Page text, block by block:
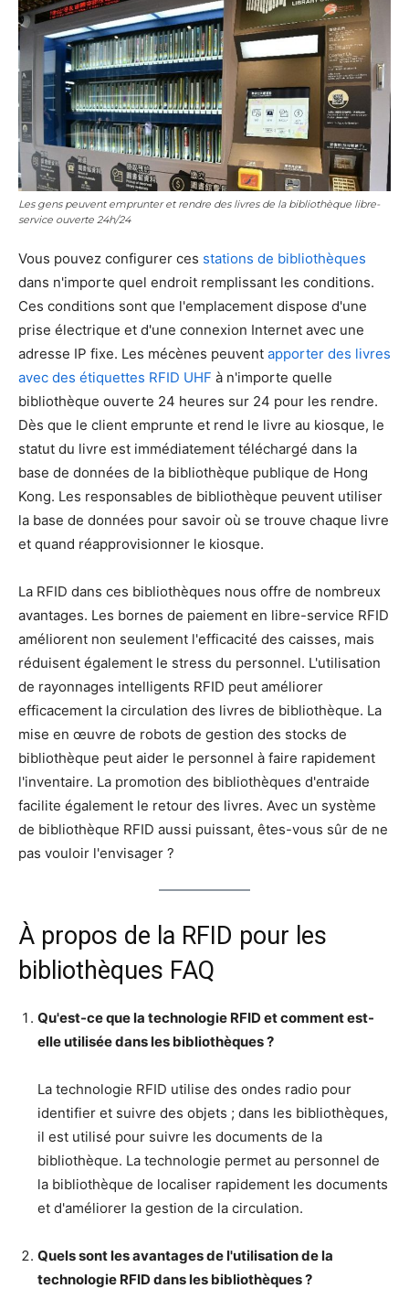
Les gens peuvent emprunter et rendre des livres de la bibliothèque libre-
service ouverte 24h/24
Vous pouvez configurer ces stations de bibliothèques
dans n'importe quel endroit remplissant les conditions.
Ces conditions sont que l'emplacement dispose d'une
prise électrique et d'une connexion Internet avec une
adresse IP fixe. Les mécènes peuvent apporter des livres
avec des étiquettes RFID UHF à n'importe quelle
bibliothèque ouverte 24 heures sur 24 pour les rendre.
Dès que le client emprunte et rend le livre au kiosque, le
statut du livre est immédiatement téléchargé dans la
base de données de la bibliothèque publique de Hong
Kong. Les responsables de bibliothèque peuvent utiliser
la base de données pour savoir où se trouve chaque livre
et quand réapprovisionner le kiosque.
La RFID dans ces bibliothèques nous offre de nombreux
avantages. Les bornes de paiement en libre-service RFID
améliorent non seulement l'efficacité des caisses, mais
réduisent également le stress du personnel. L'utilisation
de rayonnages intelligents RFID peut améliorer
efficacement la circulation des livres de bibliothèque. La
mise en œuvre de robots de gestion des stocks de
bibliothèque peut aider le personnel à faire rapidement
l'inventaire. La promotion des bibliothèques d'entraide
facilite également le retour des livres. Avec un système
de bibliothèque RFID aussi puissant, êtes-vous sûr de ne
pas vouloir l'envisager ?
À propos de la RFID pour les
bibliothèques FAQ
Qu'est-ce que la technologie RFID et comment est-
elle utilisée dans les bibliothèques ?
La technologie RFID utilise des ondes radio pour
identifier et suivre des objets ; dans les bibliothèques,
il est utilisé pour suivre les documents de la
bibliothèque. La technologie permet au personnel de
la bibliothèque de localiser rapidement les documents
et d'améliorer la gestion de la circulation.
Quels sont les avantages de l'utilisation de la
technologie RFID dans les bibliothèques ?